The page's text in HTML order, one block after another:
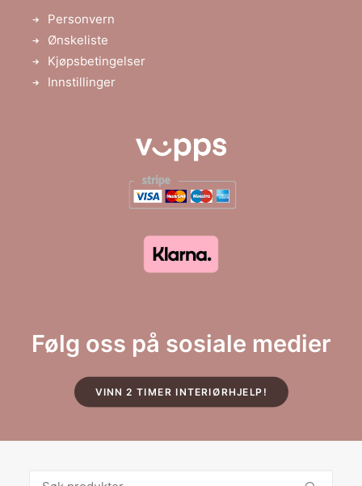
Personvern
Ønskeliste
Kjøpsbetingelser
Innstillinger
Følg oss på sosiale medier
VINN 2 TIMER INTERIØRHJELP!
Søk